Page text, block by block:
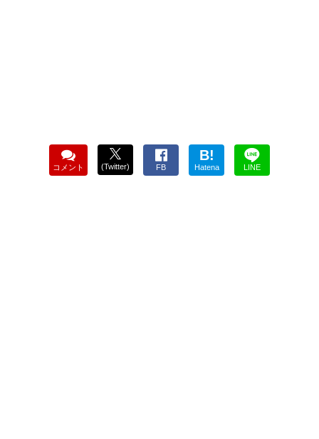
コメント (Twitter) FB
B!
Hatena LINE